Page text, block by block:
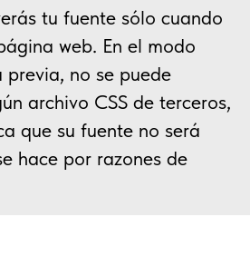
tu fuente sólo cuando
web. En el modo
previa, no se puede
archivo CSS de terceros,
que su fuente no será
hace por razones de